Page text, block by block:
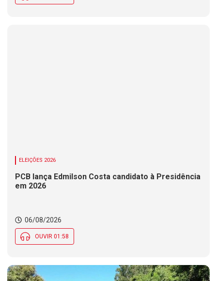
ELEIÇÕES 2026
PCB lança Edmilson Costa candidato à Presidência
em 2026
06/08/2026
OUVIR 01:58